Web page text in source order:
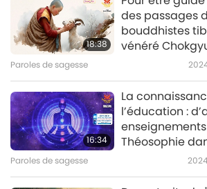
18:38
des passages
bouddhistes
vénéré
Lingpa
Paroles de sagesse
16:34
La
l’éducation :
Théosophie
Théosophie",
Paroles de sagesse